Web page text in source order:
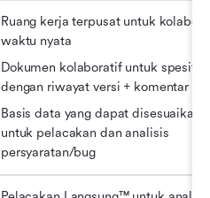
Ruang kerja terpusat untuk
waktu nyata
Dokumen kolaboratif untuk
dengan riwayat versi + komentar
Basis data yang dapat disesuaikan
untuk pelacakan dan analisis
persyaratan/bug